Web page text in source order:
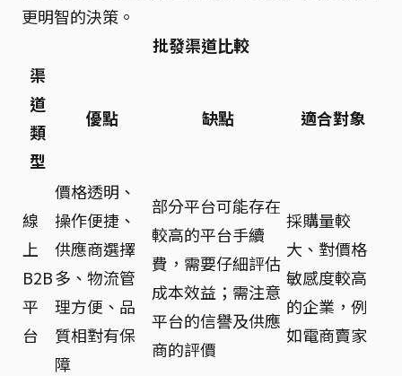
更明智的決策。
批發渠道比較
渠
道
類
型
優點 缺點 適合對象
線
上
B2B
平
台
價格透明、
操作便捷、
供應商選擇
多、物流管
理方便、品
質相對有保
障
部分平台可能存在
較高的平台手續
費，需要仔細評估
成本效益；需注意
平台的信譽及供應
商的評價
採購量較
大、對價格
敏感度較高
的企業，例
如電商賣家